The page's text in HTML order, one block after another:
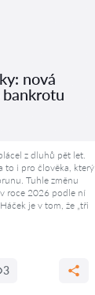
nová
z dluhů pět let.
to i pro člověka, který
Tuhle změnu
roce 2026 podle ní
je v tom, že „tři
3